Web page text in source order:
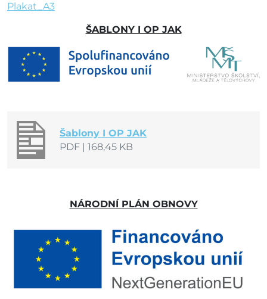
Plakat_A3
ŠABLONY I OP JAK
Šablony I OP JAK
PDF | 168,45 KB
NÁRODNÍ PLÁN OBNOVY